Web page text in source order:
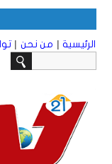
الرئيسية | من نحن |